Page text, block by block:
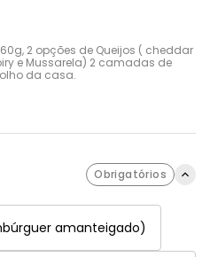
2 opções de Queijos ( cheddar
e Mussarela) 2 camadas de
da casa.
Obrigatórios
amanteigado)